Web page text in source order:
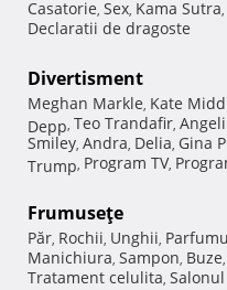
Casatorie, Sex, Kama Sutra,
Declaratii de dragoste
Divertisment
Meghan Markle, Kate
Depp, Teo Trandafir,
Smiley, Andra, Delia, Gina
Trump, Program TV,
Frumuseţe
Păr, Rochii, Unghii,
Manichiura, Sampon, Buze,
Tratament celulita,